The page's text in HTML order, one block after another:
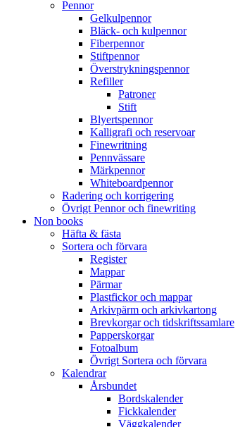
Pennor
Gelkulpennor
Bläck- och kulpennor
Fiberpennor
Stiftpennor
Överstrykningspennor
Refiller
Patroner
Stift
Blyertspennor
Kalligrafi och reservoar
Finewritning
Pennvässare
Märkpennor
Whiteboardpennor
Radering och korrigering
Övrigt Pennor och finewriting
Non books
Häfta & fästa
Sortera och förvara
Register
Mappar
Pärmar
Plastfickor och mappar
Arkivpärm och arkivkartong
Brevkorgar och tidskriftssamlare
Papperskorgar
Fotoalbum
Övrigt Sortera och förvara
Kalendrar
Årsbundet
Bordskalender
Fickkalender
Väggkalender